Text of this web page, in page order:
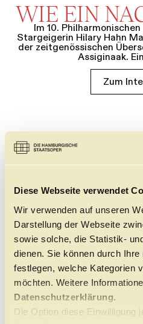
Diese Webseite verwendet
Wir verwenden auf unseren
Darstellung der Webseite
sowie solche, die Statistik-
dienen. Sie können durch
festlegen, welche Kategorien
möchten. Weitere
Datenschutzerklärung.
Die Option diese Einwilligung
WIE EIN
Im 10.
Stargeigerin Hilary Hahn
der zeitgenössischen
Assiginaak.
Zum